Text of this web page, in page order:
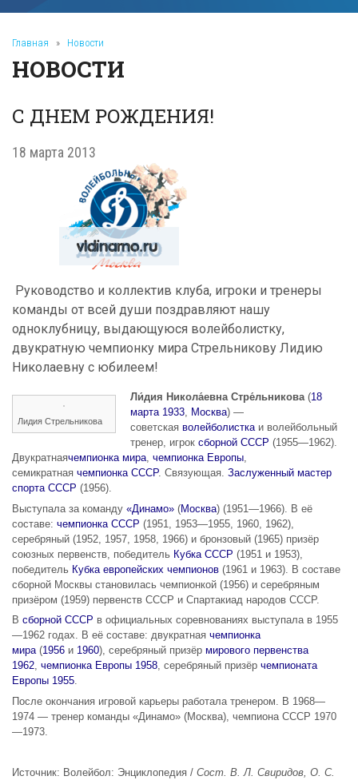
Главная » Новости
НОВОСТИ
С ДНЕМ РОЖДЕНИЯ!
18 марта 2013
Руководство и коллектив клуба, игроки и тренеры
команды от всей души поздравляют нашу
одноклубницу, выдающуюся волейболистку,
двукратную чемпионку мира Стрельникову Лидию
Николаевну с юбилеем!
Лидия Стрельникова
Ли́дия Никола́евна Стре́льникова(18
марта 1933, Москва) —
советскаяволейболисткаи волейбольный
тренер, игроксборной СССР (1955—1962).
Двукратнаячемпионка мира, чемпионка Европы,
семикратная чемпионка СССР. Связующая. Заслуженный мастер
спорта СССР (1956).
Выступала за команду «Динамо» (Москва) (1951—1966). В её
составе: чемпионка СССР (1951, 1953—1955, 1960, 1962),
серебряный (1952, 1957, 1958, 1966) и бронзовый (1965) призёр
союзных первенств, победитель Кубка СССР (1951 и 1953),
победитель Кубка европейских чемпионов (1961 и 1963). В составе
сборной Москвы становилась чемпионкой (1956) и серебряным
призёром (1959) первенств СССР и Спартакиад народов СССР.
В сборной СССР в официальных соревнованиях выступала в 1955
—1962 годах. В её составе: двукратная чемпионка
мира(1956 и 1960), серебряный призёр мирового первенства
1962, чемпионка Европы 1958, серебряный призёр чемпионата
Европы 1955.
После окончания игровой карьеры работала тренером. В 1968—
1974 — тренер команды «Динамо» (Москва), чемпиона СССР 1970
—1973.
Источник: Волейбол: Энциклопедия / Сост. В. Л. Свиридов, О. С.